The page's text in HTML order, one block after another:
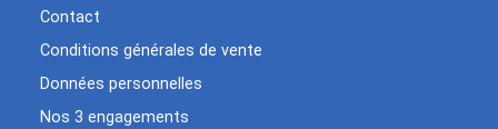
Contact
Conditions générales de vente
Données personnelles
Nos 3 engagements